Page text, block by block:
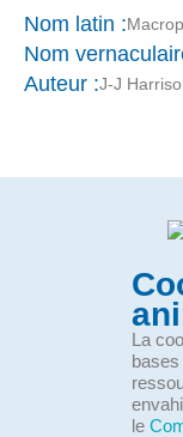
Nom latin :
Nom
Auteur :J-J
La
bases
le